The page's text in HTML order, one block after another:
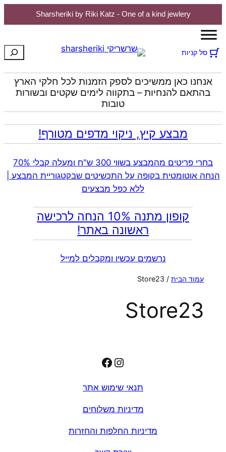
Sharsheriki by Riki Katz - One of a kind jewlery
סל קניות חיפוש
אנחנו כאן ממשיכים לספק הזמנות לכל חלקי הארץ
בהתאם להנחיות – בתקווה לימים שקטים ובשורות
טובות
מבצע קיץ, ניקוי מדפים מטורף!
בחרי פריטים מהמבצע בשווי 300 ש"ח ומעלה קבלי 70%
הנחה אוטומטית בקופה על התכשיטים שבקטגוריית המבצע |
ללא כפל מבצעים
קופון מתנה 10% הנחה לרכישה
ראשונה באתר!
נרשמים עכשיו ומקבלים למייל
עמוד הבית/ Store23
Store23
Instagram
Facebook
תנאי שימוש אתר
מדיניות משלוחים
מדיניות החלפות והחזרות